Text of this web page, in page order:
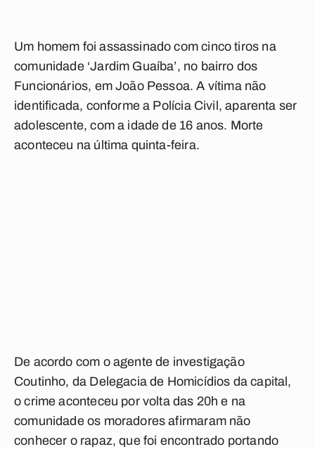
Um homem foi assassinado com cinco tiros na
comunidade ‘Jardim Guaíba’, no bairro dos
Funcionários, em João Pessoa. A vítima não
identificada, conforme a Polícia Civil, aparenta ser
adolescente, com a idade de 16 anos. Morte
aconteceu na última quinta-feira.
De acordo com o agente de investigação
Coutinho, da Delegacia de Homicídios da capital,
o crime aconteceu por volta das 20h e na
comunidade os moradores afirmaram não
conhecer o rapaz, que foi encontrado portando